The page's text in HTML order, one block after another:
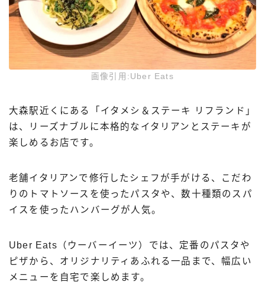
画像引用:Uber Eats
大森駅近くにある「イタメシ＆ステーキ リフランド」
は、リーズナブルに本格的なイタリアンとステーキが
楽しめるお店です。
老舗イタリアンで修行したシェフが手がける、こだわ
りのトマトソースを使ったパスタや、数十種類のスパ
イスを使ったハンバーグが人気。
Uber Eats（ウーバーイーツ）では、定番のパスタや
ピザから、オリジナリティあふれる一品まで、幅広い
メニューを自宅で楽しめます。